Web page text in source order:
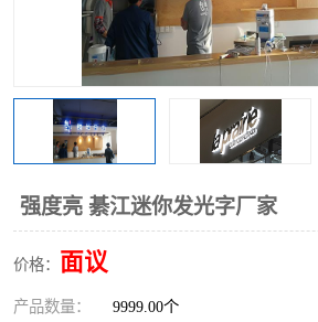
强度亮 綦江迷你发光字厂家
价格： 面议
产品数量： 9999.00个